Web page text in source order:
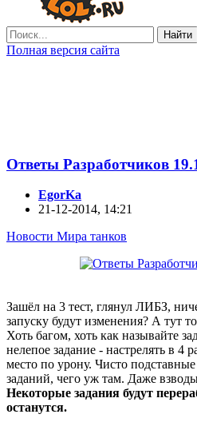
Найти
Полная версия сайта
Ответы Разработчиков
EgorKa
21-12-2014, 14:21
Новости Мира танков
Зашёл на 3 тест, глянул ЛИБЗ,
запуску будут изменения? А тут
Хоть багом, хоть как называйте
нелепое задание - настрелять в 4
место по урону. Чисто
заданий, чего уж там. Даже
Некоторые задания будут
останутся.